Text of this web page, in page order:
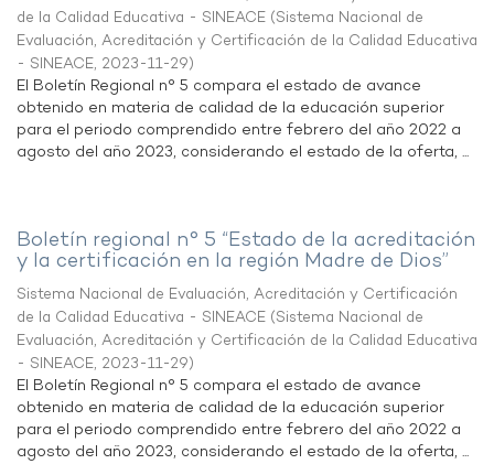
de la Calidad Educativa - SINEACE (Sistema Nacional de
Evaluación, Acreditación y Certificación de la Calidad Educativa
- SINEACE, 2023-11-29)
El Boletín Regional n° 5 compara el estado de avance
obtenido en materia de calidad de la educación superior
para el periodo comprendido entre febrero del año 2022 a
agosto del año 2023, considerando el estado de la oferta, ...
Boletín regional n° 5 “Estado de la acreditación
y la certificación en la región Madre de Dios”
Sistema Nacional de Evaluación, Acreditación y Certificación
de la Calidad Educativa - SINEACE (Sistema Nacional de
Evaluación, Acreditación y Certificación de la Calidad Educativa
- SINEACE, 2023-11-29)
El Boletín Regional n° 5 compara el estado de avance
obtenido en materia de calidad de la educación superior
para el periodo comprendido entre febrero del año 2022 a
agosto del año 2023, considerando el estado de la oferta, ...